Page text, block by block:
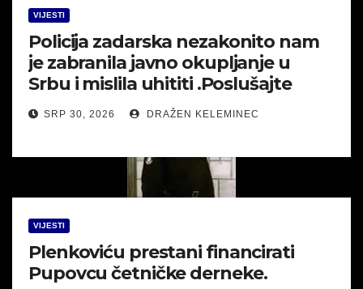
VIJESTI
Policija zadarska nezakonito nam
je zabranila javno okupljanje u
Srbu i mislila uhititi .Poslušajte
SRP 30, 2026 DRAŽEN KELEMINEC
VIJESTI
Plenkoviću prestani financirati
Pupovcu četničke derneke.